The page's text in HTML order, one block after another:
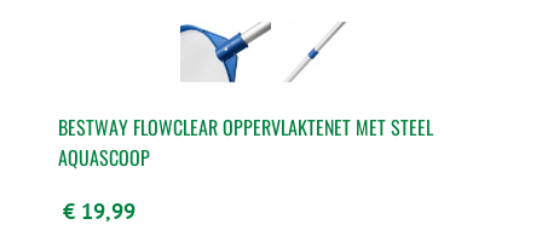
BESTWAY FLOWCLEAR OPPERVLAKTENET MET STEEL
AQUASCOOP
€ 19,99